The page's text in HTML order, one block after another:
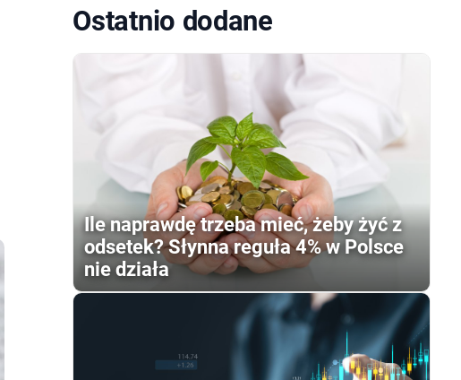
Ostatnio dodane
Ile naprawdę trzeba mieć, żeby żyć z
odsetek? Słynna reguła 4% w Polsce
nie działa